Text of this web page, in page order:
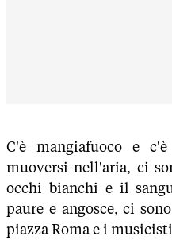
C'è mangiafuoco e
muoversi nell'aria, ci
occhi bianchi e il
paure e angosce, ci
piazza Roma e i